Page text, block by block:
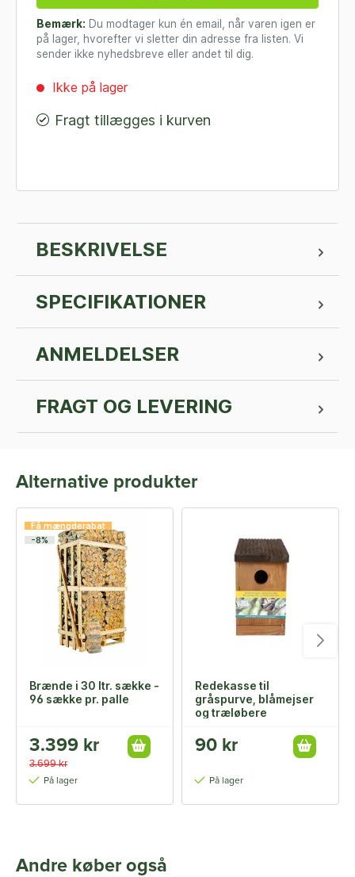
Bemærk: Du modtager kun én email, når varen igen er
på lager, hvorefter vi sletter din adresse fra listen. Vi
sender ikke nyhedsbreve eller andet til dig.
Ikke på lager
Fragt tillægges i kurven
BESKRIVELSE
SPECIFIKATIONER
ANMELDELSER
FRAGT OG LEVERING
Alternative produkter
Få mængderabat
-8%
Brænde i 30 ltr. sække -
96 sække pr. palle
3.399 kr
3.699 kr
På lager
Redekasse til
gråspurve, blåmejser
og træløbere
90 kr
På lager
Andre køber også